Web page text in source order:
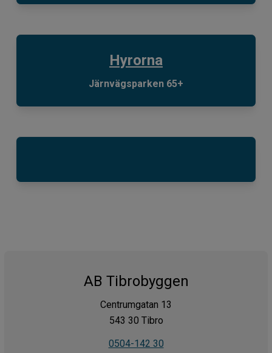
Hyrorna
Järnvägsparken 65+
AB Tibrobyggen
Centrumgatan 13
543 30 Tibro
0504-142 30